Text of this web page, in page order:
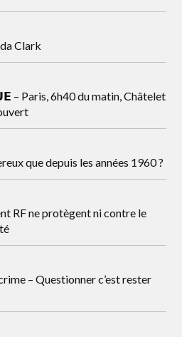
Clark
6h40 du matin, Châtelet
que depuis les années 1960 ?
RF ne protègent ni contre le
– Questionner c’est rester